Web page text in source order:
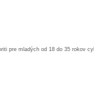
pre mladých od 18 do 35 rokov